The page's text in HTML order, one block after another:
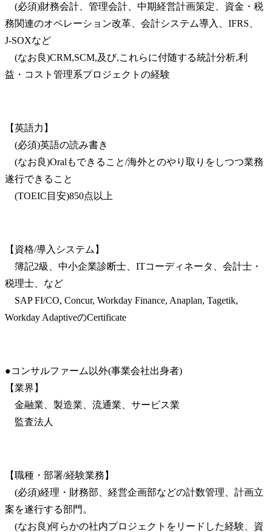
(必須)財務会計、管理会計、中期経営計画策定、資金・税
務関連のオペレーション改革、会計システム導入、IFRS、
J-SOXなど
(なお良)CRM,SCM,及び,これらに付随する統計分析,利
益・コスト管理系プロジェクトの経験
【英語力】
(必須)英語の読み書き
(なお良)Oralもできること/海外とのやり取りをしつつ業務
遂行できること
(TOEIC目安)850点以上
【資格/導入システム】
簿記2級、中小企業診断士、ITコーディネータ、会計士・
税理士、など
SAP FI/CO, Concur, Workday Finance, Anaplan, Tagetik,
Workday AdaptiveのCertificate
●コンサルファーム以外(事業会社出身者)
【業界】
金融業、製造業、流通業、サービス業
監査法人
【職種・部署/経験業務】
(必須)経理・財務部、経営企画部などの計数管理、計画立
案を遂行する部門。
(なお良)何らかの社内プロジェクトをリードした経験、資